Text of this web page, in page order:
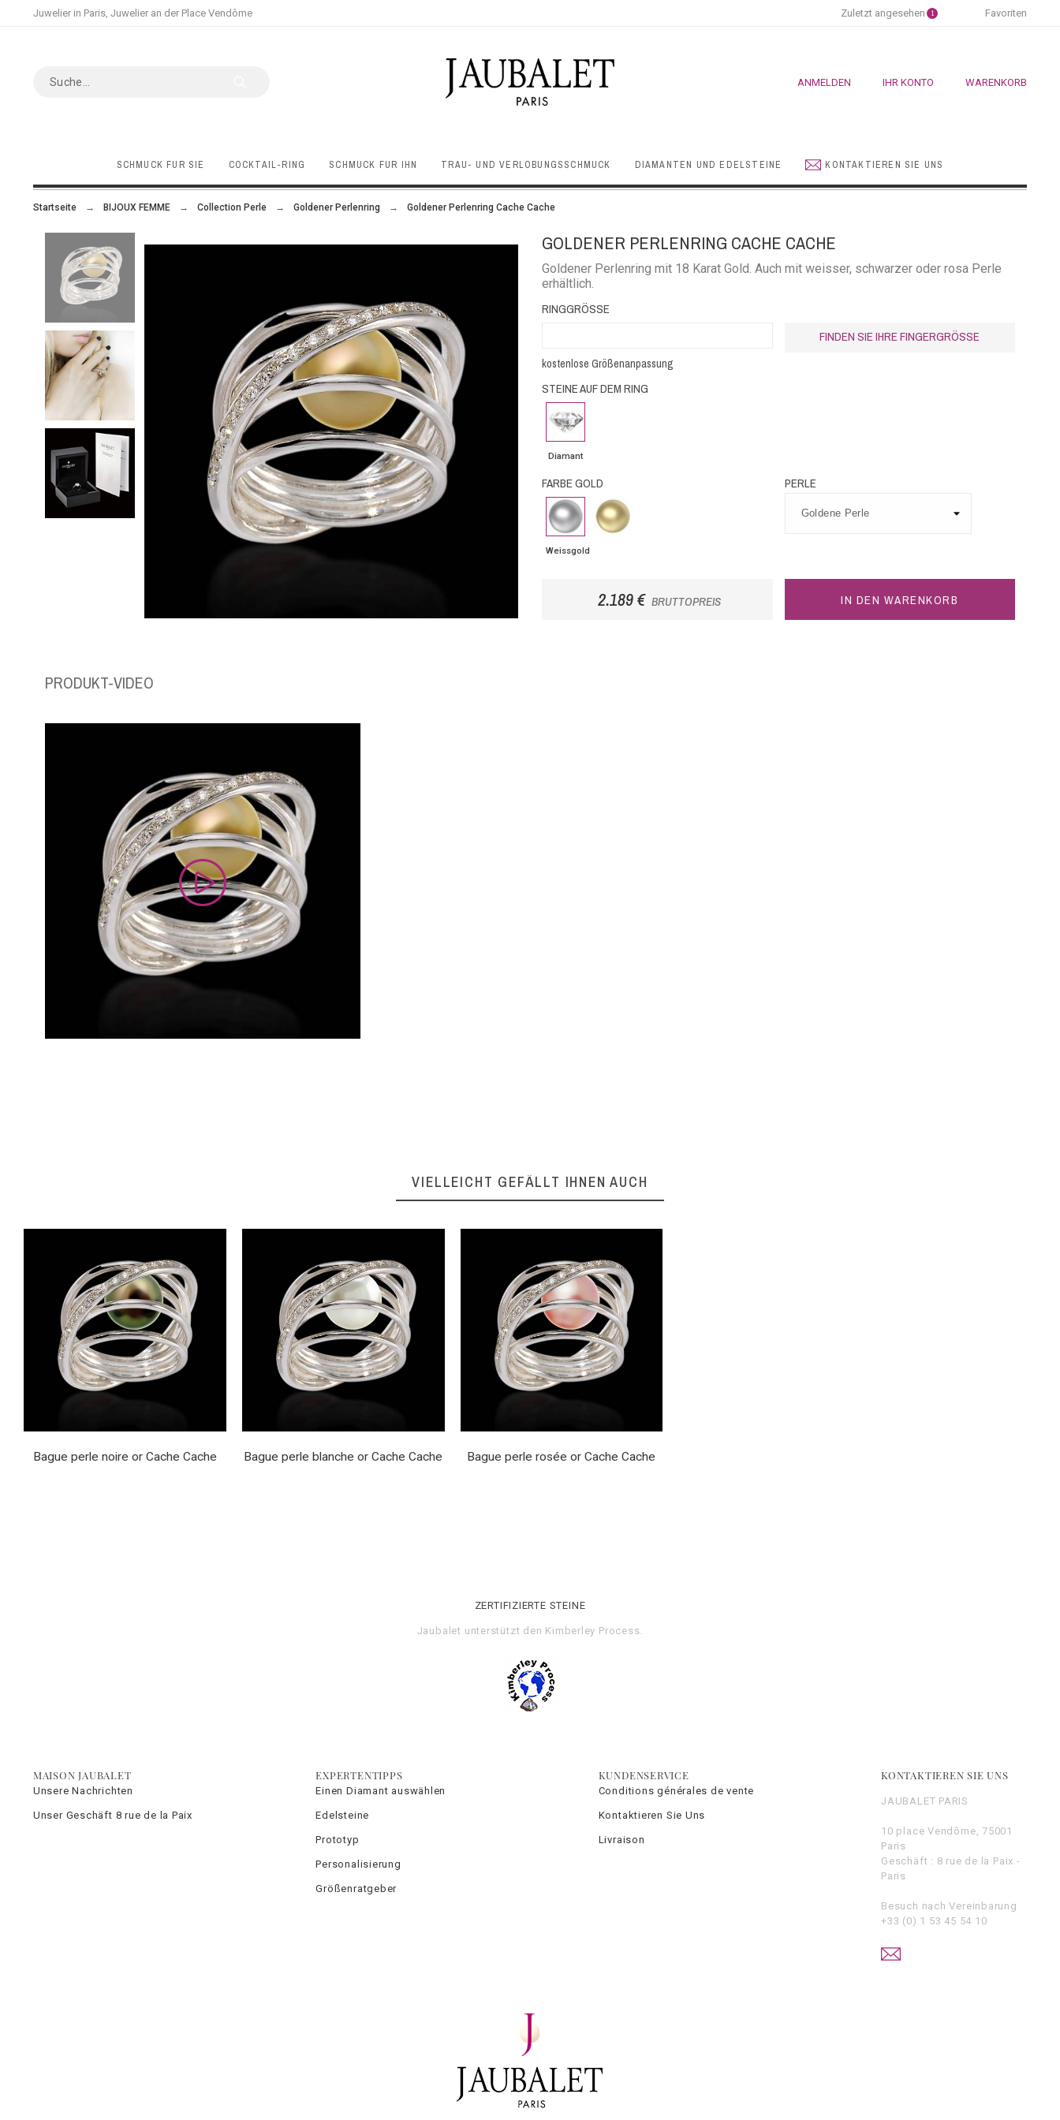
Juwelier in Paris, Juwelier an der Place Vendôme Zuletzt angesehen 1 Favoriten
ANMELDEN IHR KONTO WARENKORB
SCHMUCK FÜR SIE COCKTAIL-RING SCHMUCK FÜR IHN TRAU- UND VERLOBUNGSSCHMUCK DIAMANTEN UND EDELSTEINE KONTAKTIEREN SIE UNS
Startseite BIJOUX FEMME Collection Perle Goldener Perlenring Goldener Perlenring Cache Cache
PRODUKT-VIDEO
GOLDENER PERLENRING CACHE CACHE
Goldener Perlenring mit 18 Karat Gold. Auch mit weisser, schwarzer oder rosa Perle
erhältlich.
RINGGRÖSSE
kostenlose Größenanpassung
FINDEN SIE IHRE FINGERGRÖSSE
STEINE AUF DEM RING
Diamant
Diamant
FARBE GOLD
Weissgold
Weissgold
Gelbgold
PERLE
2.189 € BRUTTOPREIS IN DEN WARENKORB
VIELLEICHT GEFÄLLT IHNEN AUCH
Bague perle noire or Cache Cache Bague perle blanche or Cache Cache Bague perle rosée or Cache Cache
ZERTIFIZIERTE STEINE
Jaubalet unterstützt den Kimberley Process
MAISON JAUBALET
Unsere Nachrichten
Unser Geschäft 8 rue de la Paix
EXPERTENTIPPS
Einen Diamant auswählen
Edelsteine
Prototyp
Personalisierung
Größenratgeber
KUNDENSERVICE
Conditions générales de vente
Kontaktieren Sie Uns
Livraison
KONTAKTIEREN SIE UNS
JAUBALET PARIS
10 place Vendôme, 75001
Paris
Geschäft : 8 rue de la Paix -
Paris
Besuch nach Vereinbarung
+33 (0) 1 53 45 54 10